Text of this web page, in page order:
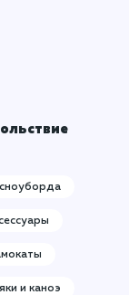
и каноэ